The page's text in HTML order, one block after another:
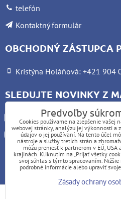
telefón
Kontaktný formulár
OBCHODNÝ ZÁSTUPCA
Kristýna Holáňová: +421 904
SLEDUJTE NOVINKY Z
Facebook
Instagram
UPOZORNENIE:
Platba kartou nie je možná
Zásady
Predvoľby
Cookies používame na zlepšenie vašej
webovej stránky, analýzu jej výkonnosti a
údajov o jej používaní. Na tento účel
nástroje a služby tretích strán a
môžu preniesť k partnerom v EÚ, USA
krajinách. Kliknutím na „Prijať všetky
svoj súhlas s týmto spracovaním.
podrobné informácie alebo upraviť
Zásady ochrany